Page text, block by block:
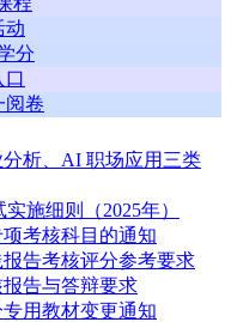
动
分
口
阅卷
析、AI 职场应用三类
施细则（2025年）
考核科目的通知
告考核评分参考要求
告与答辩要求
用教材变更通知